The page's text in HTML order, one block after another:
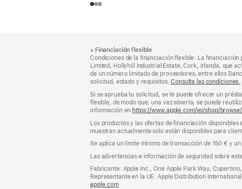
a
pie
de
página
al
pie
※ Financiación flexible
Condiciones de la financiación flexible: La
Limited, Hollyhill Industrial Estate, Cork, Irlanda, que
de un número limitado de proveedores, entre ellos
solicitud, estado y requisitos.Consulta las condiciones.
Si se aprueba tu solicitud, se te puede ofrecer un
flexible, de modo que, una vez abierta, se puede
información en https://www.apple.com/es/shop/
Los productos y las ofertas de financiación
muestran actualmente solo están disponibles para
Se aplica un límite mínimo de transacción de 150 € y
Las advertencias e información de seguridad sobre
Fabricante: Apple Inc., One Apple Park Way,
Representante en la UE: Apple Distribution
apple.com(se